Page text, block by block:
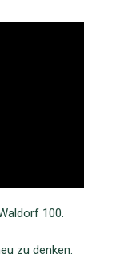
100.
zu denken.